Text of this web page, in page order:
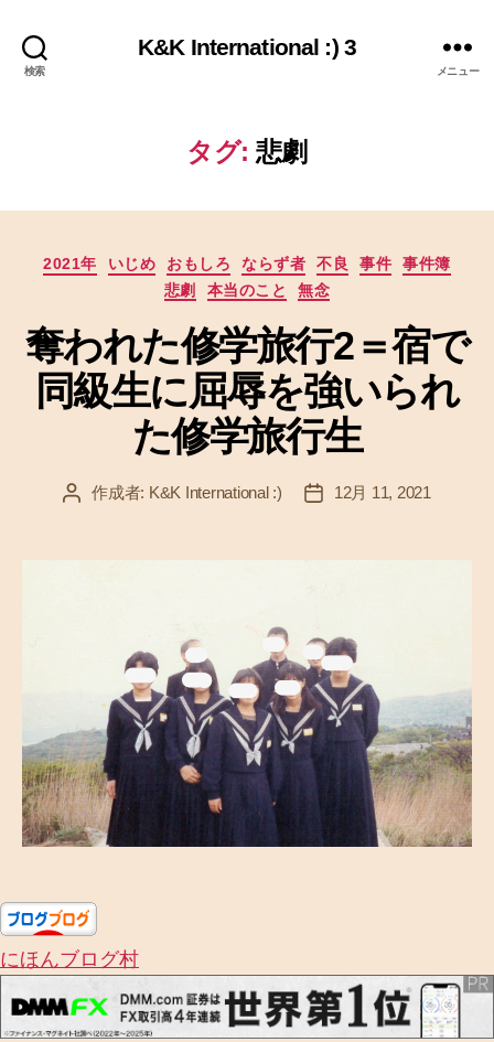
検索
K&K International :) 3
メニュー
タグ: 悲劇
カ
テ
リ
ー
2021年 いじめ おもしろ ならず者 不良 事件
事件簿
悲劇
本当のこと 無念
奪われた修学旅行2＝宿で
同級生に屈辱を強いられ
た修学旅行生
投 作成者: K&K International :)
投
12月 11, 2021
にほんブログ村